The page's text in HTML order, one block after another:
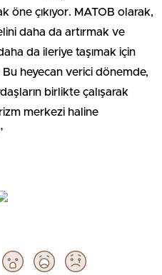
öne çıkıyor. MATOB olarak,
daha da artırmak ve
da ileriye taşımak için
Bu heyecan verici dönemde,
birlikte çalışarak
merkezi haline